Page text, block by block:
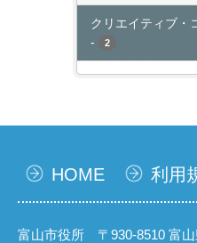
クリエイティブ・
-
2
HOME 利用
富山市役所 〒930-8510 富